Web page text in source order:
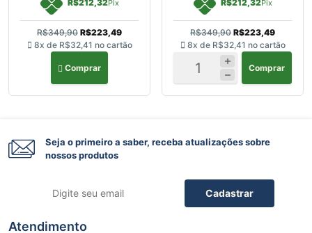
R$212,32Pix
R$349,90 R$223,49
8x de R$32,41 no cartão
Comprar
R$212,32Pix
R$349,90 R$223,49
8x de R$32,41 no cartão
Comprar
Seja o primeiro a saber, receba atualizações sobre
nossos produtos
Cadastrar
Atendimento